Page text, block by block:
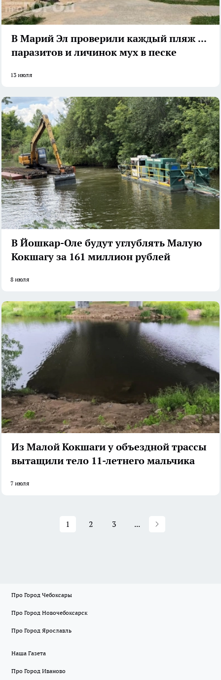
В Марий Эл проверили каждый пляж на
паразитов и личинок мух в песке
13 июля
В Йошкар-Оле будут углублять Малую
Кокшагу за 161 миллион рублей
8 июля
Из Малой Кокшаги у объездной трассы
вытащили тело 11-летнего мальчика
7 июля
1 2 3 ...
Про Город Чебоксары
Про Город Новочебоксарск
Про Город Ярославль
Наша Газета
Про Город Иваново